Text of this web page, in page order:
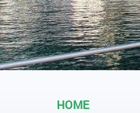
HOME